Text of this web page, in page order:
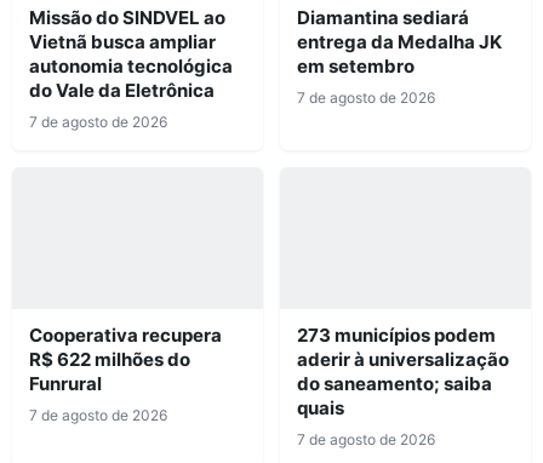
Missão do SINDVEL ao
Vietnã busca ampliar
autonomia tecnológica
do Vale da Eletrônica
7 de agosto de 2026
Diamantina sediará
entrega da Medalha JK
em setembro
7 de agosto de 2026
Cooperativa recupera
R$ 622 milhões do
Funrural
7 de agosto de 2026
273 municípios podem
aderir à universalização
do saneamento; saiba
quais
7 de agosto de 2026